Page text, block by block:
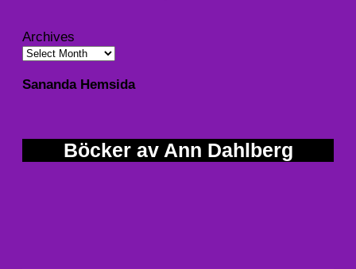
Archives
Sananda Hemsida
Böcker av Ann Dahlberg